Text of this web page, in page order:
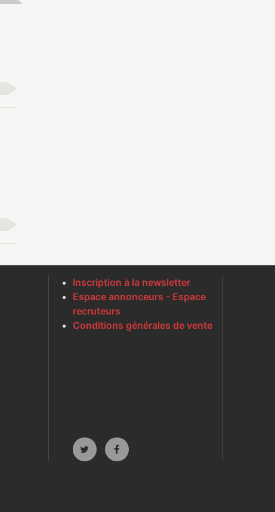
Inscription à la newsletter
Espace annonceurs - Espace
recruteurs
Conditions générales de vente